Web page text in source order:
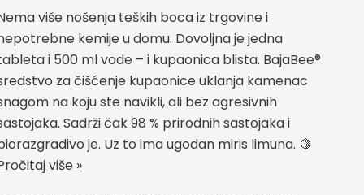
više nošenja teških boca iz trgovine i
kemije u domu. Dovoljna je jedna
i 500 ml vode – i kupaonica blista. BajaBee®
za čišćenje kupaonice uklanja kamenac
na koju ste navikli, ali bez agresivnih
Sadrži čak 98 % prirodnih sastojaka i
je. Uz to ima ugodan miris limuna. 🍋
više »